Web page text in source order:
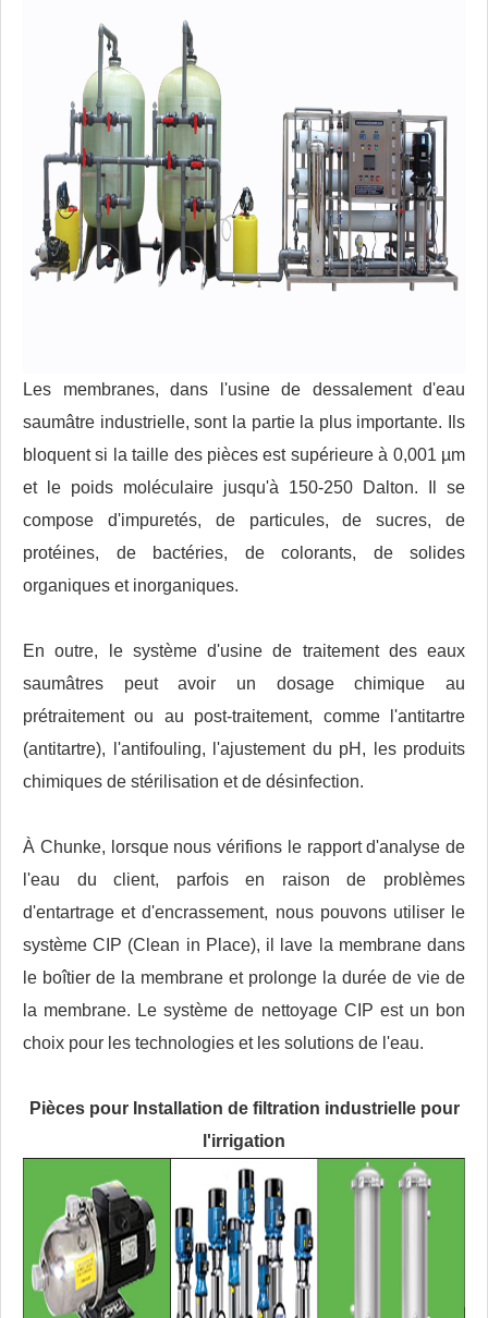
Les membranes, dans l'usine de dessalement d'eau
saumâtre industrielle, sont la partie la plus importante. Ils
bloquent si la taille des pièces est supérieure à 0,001 µm
et le poids moléculaire jusqu'à 150-250 Dalton. Il se
compose d'impuretés, de particules, de sucres, de
protéines, de bactéries, de colorants, de solides
organiques et inorganiques.
En outre, le système d'usine de traitement des eaux
saumâtres peut avoir un dosage chimique au
prétraitement ou au post-traitement, comme l'antitartre
(antitartre), l'antifouling, l'ajustement du pH, les produits
chimiques de stérilisation et de désinfection.
À Chunke, lorsque nous vérifions le rapport d'analyse de
l'eau du client, parfois en raison de problèmes
d'entartrage et d'encrassement, nous pouvons utiliser le
système CIP (Clean in Place), il lave la membrane dans
le boîtier de la membrane et prolonge la durée de vie de
la membrane. Le système de nettoyage CIP est un bon
choix pour les technologies et les solutions de l'eau.
Pièces pour Installation de filtration industrielle pour
l'irrigation